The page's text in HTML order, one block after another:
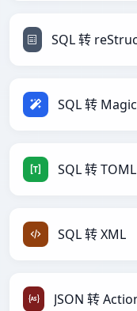
SQL 转 Magic
SQL 转 TOML
SQL 转 XML